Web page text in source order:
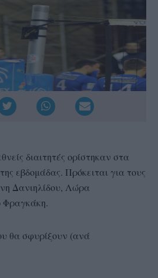
διαιτητές ορίστηκαν στα
εβδομάδας. Πρόκειται για τους
Δανιηλίδου, Λώρα
Φραγκάκη.
θα σφυρίξουν (ανά